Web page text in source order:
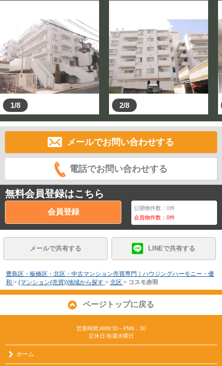
1/8 2/8
メールでお問い合わせする
電話でお問い合わせする
無料会員登録はこちら
会員登録 公開物件数：0件
会員物件数：0件
メールで共有する LINEで共有する
豊島区・板橋区・北区・中古マンション売買専門｜ハウジングハーモニー・優
和 > (マンション(売買))地域から探す > 北区 > コスモ赤羽
ページトップに戻る
営業時間:AM9:30～PM6：30
定休日:毎週水曜日
ホーム